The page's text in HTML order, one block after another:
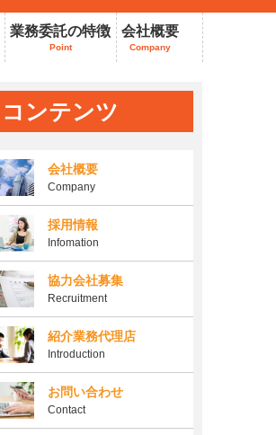
業務委託の特徴
Point
会社概要
Company
コンテンツ
会社概要
Company
採用情報
Infomation
協力会社募集
Recruitment
紹介業務代理店
Introduction
お問い合わせ
Contact